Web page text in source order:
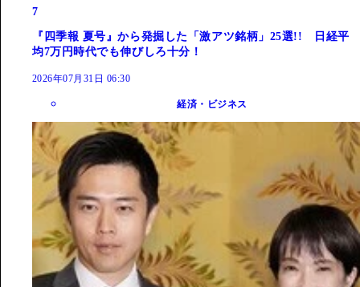
7
『四季報 夏号』から発掘した「激アツ銘柄」25選!! 日経平
均7万円時代でも伸びしろ十分！
2026年07月31日 06:30
経済・ビジネス